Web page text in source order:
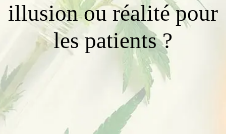
illusion ou réalité pour
les patients ?